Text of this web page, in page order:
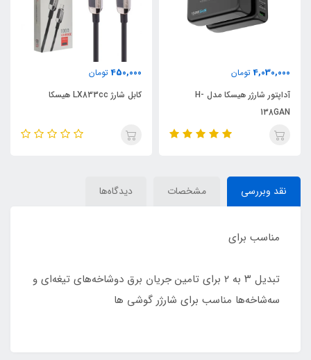
آداپتور شارژر هیسکا مدل H-
450,000
کابل شارژ LX833cc هیسکا
نقد وبررسی مشخصات دیدگاه‌ها
مناسب برای
تبدیل ۳ به ۲ برای تامین جریان برق دوشاخه‌های تیغه‌ای و
سه‌شاخه‌ها مناسب برای شارژر گوشی ها